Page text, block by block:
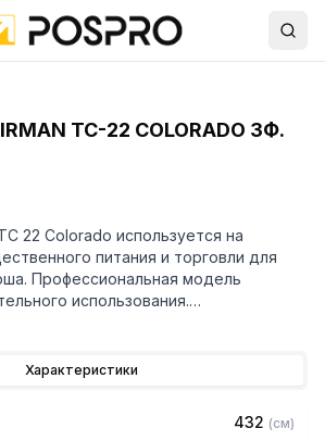
TC-22 COLORADO 3Ф.
22 Colorado используется на
питания и торговли для
Профессиональная модель
использования.
в масляной ванне с двойной
Характеристики
432 (см)